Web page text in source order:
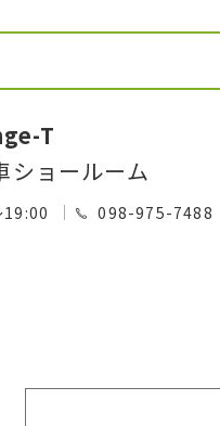
T
ショールーム
098-975-7488